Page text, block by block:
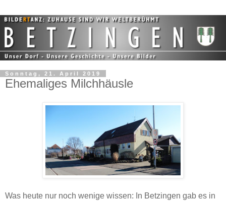
Sonntag, 21. April 2019
Ehemaliges Milchhäusle
Was heute nur noch wenige wissen: In Betzingen gab es in